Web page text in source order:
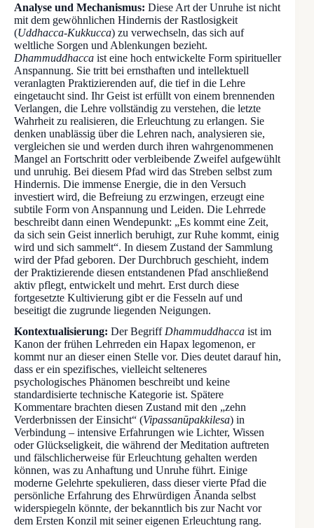
Analyse und Mechanismus: Diese Art der Unruhe ist nicht
mit dem gewöhnlichen Hindernis der Rastlosigkeit
(Uddhacca-Kukkucca) zu verwechseln, das sich auf
weltliche Sorgen und Ablenkungen bezieht.
Dhammuddhacca ist eine hoch entwickelte Form spiritueller
Anspannung. Sie tritt bei ernsthaften und intellektuell
veranlagten Praktizierenden auf, die tief in die Lehre
eingetaucht sind. Ihr Geist ist erfüllt von einem brennenden
Verlangen, die Lehre vollständig zu verstehen, die letzte
Wahrheit zu realisieren, die Erleuchtung zu erlangen. Sie
denken unablässig über die Lehren nach, analysieren sie,
vergleichen sie und werden durch ihren wahrgenommenen
Mangel an Fortschritt oder verbleibende Zweifel aufgewühlt
und unruhig. Bei diesem Pfad wird das Streben selbst zum
Hindernis. Die immense Energie, die in den Versuch
investiert wird, die Befreiung zu erzwingen, erzeugt eine
subtile Form von Anspannung und Leiden. Die Lehrrede
beschreibt dann einen Wendepunkt: „Es kommt eine Zeit,
da sich sein Geist innerlich beruhigt, zur Ruhe kommt, einig
wird und sich sammelt“. In diesem Zustand der Sammlung
wird der Pfad geboren. Der Durchbruch geschieht, indem
der Praktizierende diesen entstandenen Pfad anschließend
aktiv pflegt, entwickelt und mehrt. Erst durch diese
fortgesetzte Kultivierung gibt er die Fesseln auf und
beseitigt die zugrunde liegenden Neigungen.
Kontextualisierung: Der BegriffDhammuddhacca ist im
Kanon der frühen Lehrreden ein Hapax legomenon, er
kommt nur an dieser einen Stelle vor. Dies deutet darauf hin,
dass er ein spezifisches, vielleicht selteneres
psychologisches Phänomen beschreibt und keine
standardisierte technische Kategorie ist. Spätere
Kommentare brachten diesen Zustand mit den „zehn
Verderbnissen der Einsicht“ (Vipassanūpakkilesa) in
Verbindung – intensive Erfahrungen wie Lichter, Wissen
oder Glückseligkeit, die während der Meditation auftreten
und fälschlicherweise für Erleuchtung gehalten werden
können, was zu Anhaftung und Unruhe führt. Einige
moderne Gelehrte spekulieren, dass dieser vierte Pfad die
persönliche Erfahrung des Ehrwürdigen Ānanda selbst
widerspiegeln könnte, der bekanntlich bis zur Nacht vor
dem Ersten Konzil mit seiner eigenen Erleuchtung rang.